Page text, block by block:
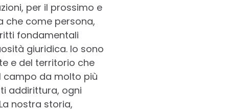
per il prossimo e
che come persona,
fondamentali
giuridica. Io sono
e del territorio che
campo da molto più
addirittura, ogni
nostra storia,